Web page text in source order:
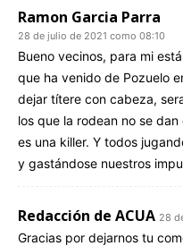
Ramon Garcia Parra
28 de julio de 2021 como 08:10
Bueno vecinos, para mi
que ha venido de Pozuelo
dejar títere con cabeza,
los que la rodean no se
es una killer. Y todos
y gastándose nuestros
Redacción de ACUA 28
Gracias por dejarnos tu